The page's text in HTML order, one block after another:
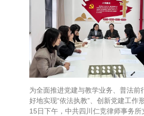
为全面推进党建与教学业务、普法前
好地实现“依法执教”、创新党建工作
15日下午，中共四川仁竞律师事务所